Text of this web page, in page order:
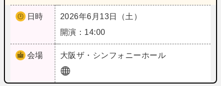
日時
2026年6月13日（土）
開演：14:00
会場 大阪ザ・シンフォニーホール